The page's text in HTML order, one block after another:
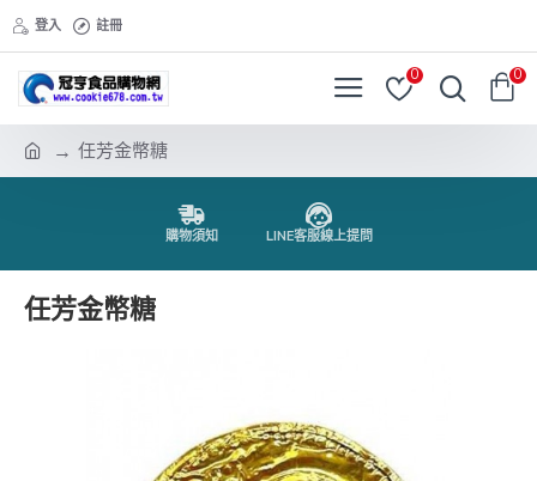
登入 註冊
0 0
任芳金幣糖
購物須知 LINE客服線上提問
任芳金幣糖